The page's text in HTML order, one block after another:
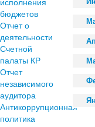
бюджетов
Отчет о
деятельности
Счетной
палаты КР
Отчет
независимого
аудитора
Антикоррупционная
политика